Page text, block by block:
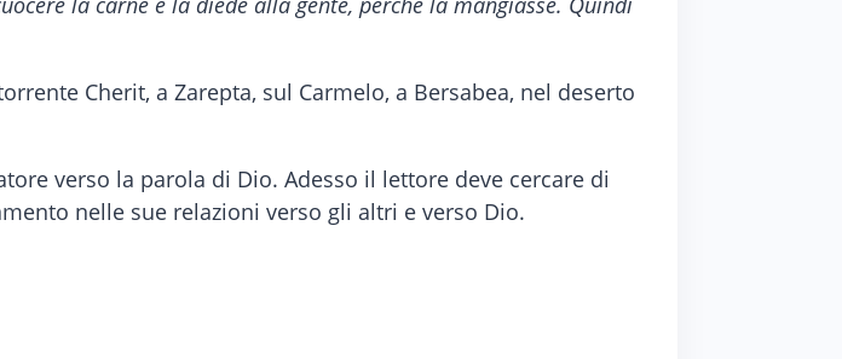
Cherit, a Zarepta, sul Carmelo, a Bersabea, nel deserto
verso la parola di Dio. Adesso il lettore deve cercare di
nelle sue relazioni verso gli altri e verso Dio.